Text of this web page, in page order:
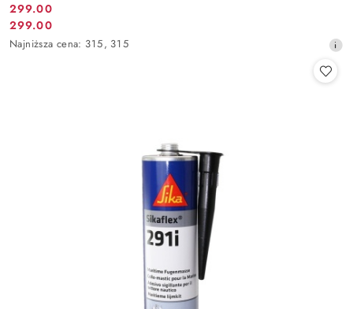
Cena
promocyjna:
299.00
Cena
promocyjna:
299.00
Najniższa
Najniższa cena: 315, 315